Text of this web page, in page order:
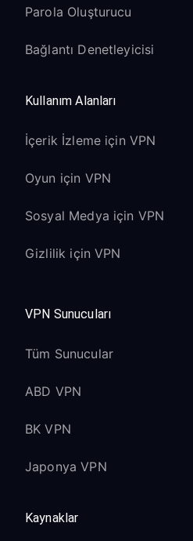
Parola Oluşturucu
Bağlantı Denetleyicisi
Kullanım Alanları
İçerik İzleme için VPN
Oyun için VPN
Sosyal Medya için VPN
Gizlilik için VPN
VPN Sunucuları
Tüm Sunucular
ABD VPN
BK VPN
Japonya VPN
Kaynaklar